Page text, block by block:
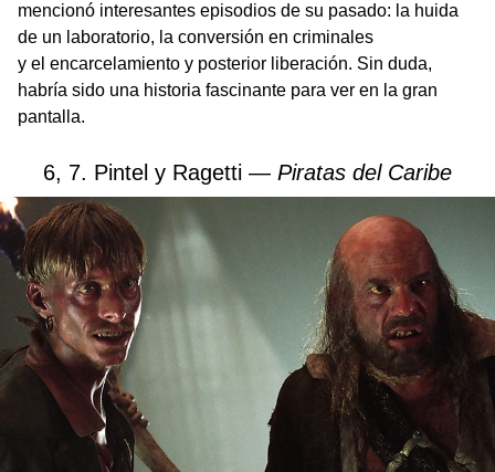
mencionó interesantes episodios de su pasado: la huida
de un laboratorio, la conversión en criminales
y el encarcelamiento y posterior liberación. Sin duda,
habría sido una historia fascinante para ver en la gran
pantalla.
6, 7. Pintel y Ragetti — Piratas del Caribe